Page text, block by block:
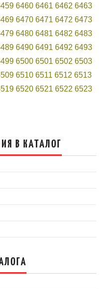
6460 6461 6462 6463
6470 6471 6472 6473
6480 6481 6482 6483
6490 6491 6492 6493
6500 6501 6502 6503
6510 6511 6512 6513
6520 6521 6522 6523
В КАТАЛОГ